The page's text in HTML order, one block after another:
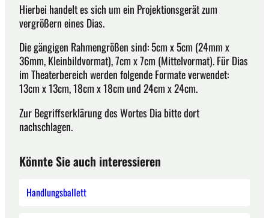
Hierbei handelt es sich um ein Projektionsgerät zum
vergrößern eines Dias.
Die gängigen Rahmengrößen sind: 5cm x 5cm (24mm x
36mm, Kleinbildvormat), 7cm x 7cm (Mittelvormat). Für Dias
im Theaterbereich werden folgende Formate verwendet:
13cm x 13cm, 18cm x 18cm und 24cm x 24cm.
Zur Begriffserklärung des Wortes Dia bitte dort
nachschlagen.
Könnte Sie auch interessieren
Handlungsballett